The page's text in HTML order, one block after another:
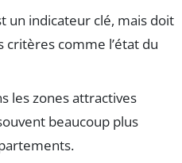
un indicateur clé, mais doit
critères comme l’état du
les zones attractives
beaucoup plus